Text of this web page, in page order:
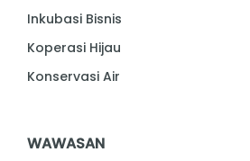
Inkubasi Bisnis
Koperasi Hijau
Konservasi Air
WAWASAN